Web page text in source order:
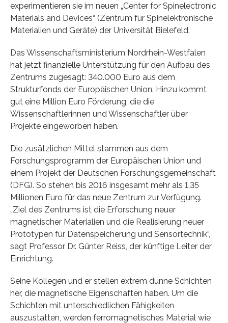
experimentieren sie im neuen „Center for Spinelectronic
Materials and Devices“ (Zentrum für Spinelektronische
Materialien und Geräte) der Universität Bielefeld.
Das Wissenschaftsministerium Nordrhein-Westfalen
hat jetzt finanzielle Unterstützung für den Aufbau des
Zentrums zugesagt: 340.000 Euro aus dem
Strukturfonds der Europäischen Union. Hinzu kommt
gut eine Million Euro Förderung, die die
Wissenschaftlerinnen und Wissenschaftler über
Projekte eingeworben haben.
Die zusätzlichen Mittel stammen aus dem
Forschungsprogramm der Europäischen Union und
einem Projekt der Deutschen Forschungsgemeinschaft
(DFG). So stehen bis 2016 insgesamt mehr als 1,35
Millionen Euro für das neue Zentrum zur Verfügung.
„Ziel des Zentrums ist die Erforschung neuer
magnetischer Materialien und die Realisierung neuer
Prototypen für Datenspeicherung und Sensortechnik“,
sagt Professor Dr. Günter Reiss, der künftige Leiter der
Einrichtung.
Seine Kollegen und er stellen extrem dünne Schichten
her, die magnetische Eigenschaften haben. Um die
Schichten mit unterschiedlichen Fähigkeiten
auszustatten, werden ferromagnetisches Material wie